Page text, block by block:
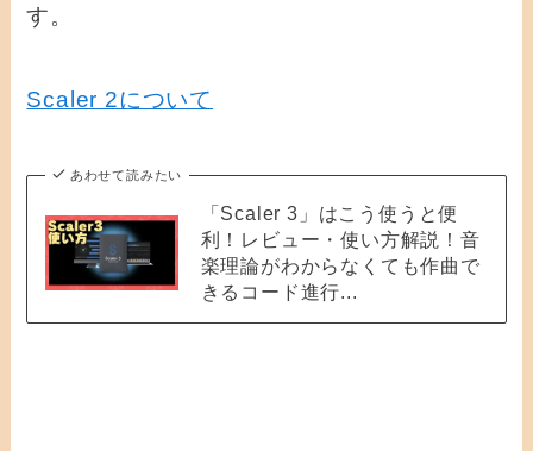
す。
Scaler 2について
あわせて読みたい
「Scaler 3」はこう使うと便
利！レビュー・使い方解説！音
楽理論がわからなくても作曲で
きるコード進行...